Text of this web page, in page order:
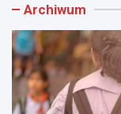
Archiwum